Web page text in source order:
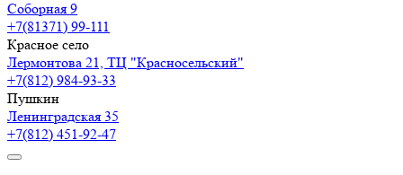
Соборная 9
+7(81371) 99-111
Красное село
Лермонтова 21, ТЦ "Красносельский"
+7(812) 984-93-33
Пушкин
Ленинградская 35
+7(812) 451-92-47